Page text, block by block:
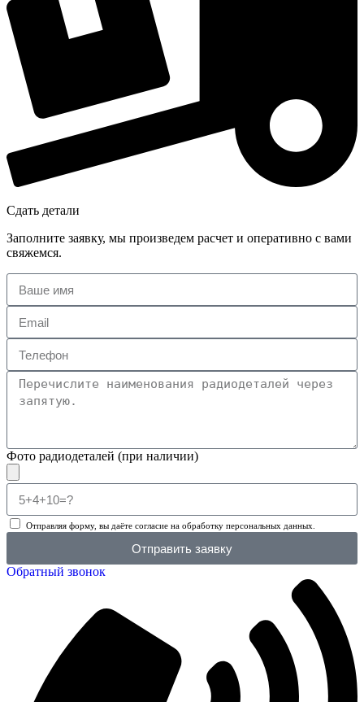
Сдать детали
Заполните заявку, мы произведем расчет и оперативно с вами
свяжемся.
Фото радиодеталей (при наличии)
Отправляя форму, вы даёте согласие на обработку персональных данных.
Отправить заявку
Обратный звонок